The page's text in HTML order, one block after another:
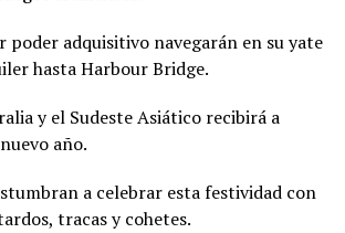
poder adquisitivo navegarán en su yate
hasta Harbour Bridge.
y el Sudeste Asiático recibirá a
año.
a celebrar esta festividad con
tracas y cohetes.